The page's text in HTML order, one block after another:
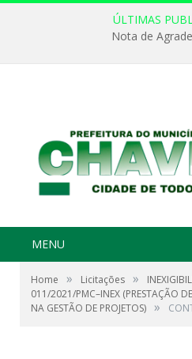
ÚLTIMAS
Nota de
MENU
Home » Licitações »
011/2021/PMC–INEX (PRESTAÇÃO
NA GESTÃO DE PROJETOS) »